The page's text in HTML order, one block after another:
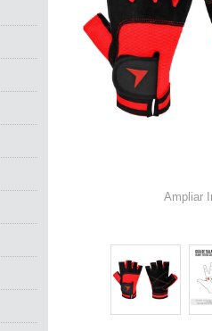
Ampliar